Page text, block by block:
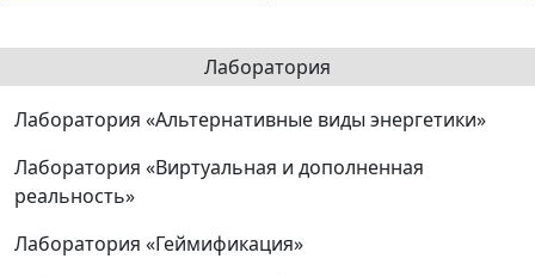
Лаборатория
Лаборатория «Альтернативные виды энергетики»
Лаборатория «Виртуальная и дополненная
реальность»
Лаборатория «Геймификация»